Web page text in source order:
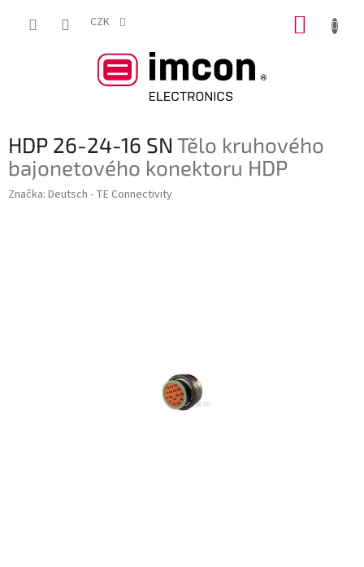
CZK
HDP 26-24-16 SN Tělo kruhového
bajonetového konektoru HDP
Značka: Deutsch - TE Connectivity